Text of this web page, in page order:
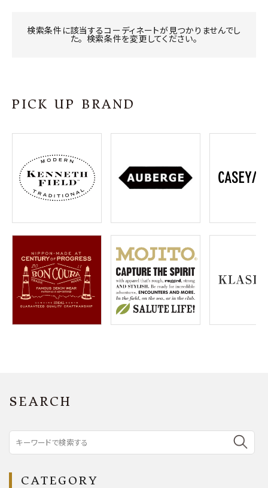
プライバシーポリシー
特定商取引法について
お問い合わせ
OFFICIAL WEB SITE
meeting_room ログイン 会員登録
検索条件に該当するコーディネートが見つかりませんでし
た。 検索条件を変更してください。
PICK UP BRAND
SEARCH
CATEGORY